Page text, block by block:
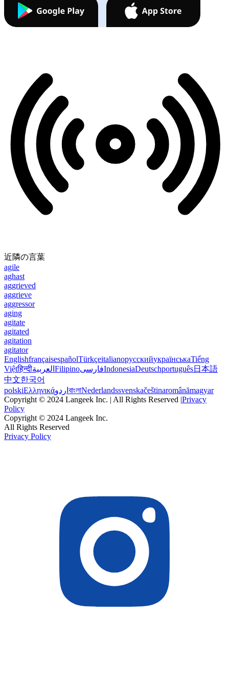
近隣の言葉
agile
aghast
aggrieved
aggrieve
aggressor
aging
agitate
agitated
agitation
agitator
EnglishfrançaisespañolTürkçeitalianoрусскийукраїнськаTiếng
Việtहिन्दीالعربية FilipinoفارسیIndonesiaDeutschportuguês日本語
中文한국어
polskiΕλληνικάاردو বাংলাNederlandssvenskačeštinaromânămagyar
Copyright © 2024 Langeek Inc. | All Rights Reserved |Privacy
Policy
Copyright © 2024 Langeek Inc.
All Rights Reserved
Privacy Policy